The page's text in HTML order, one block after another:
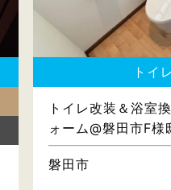
トイレ
トイレ改装＆浴室
ォーム@磐田市F様
磐田市